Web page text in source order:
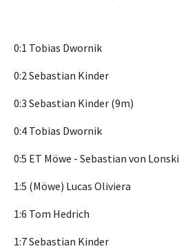
0:1 Tobias Dwornik
0:2 Sebastian Kinder
0:3 Sebastian Kinder (9m)
0:4 Tobias Dwornik
0:5 ET Möwe - Sebastian von Lonski
1:5 (Möwe) Lucas Oliviera
1:6 Tom Hedrich
1:7 Sebastian Kinder